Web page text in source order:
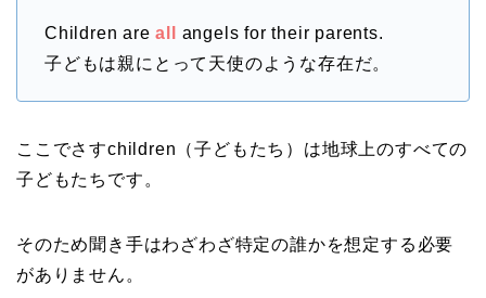
Children areall
angels for their parents.
子どもは親にとって天使のような存在だ。
ここでさすchildren（子どもたち）は地球上のすべての
子どもたちです。
そのため聞き手はわざわざ特定の誰かを想定する必要
がありません。